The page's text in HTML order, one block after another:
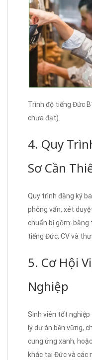
Trình độ tiếng Đức
chưa đạt).
4. Quy
Sơ Cần
Quy trình đăng ký
phỏng vấn, xét
chuẩn bị gồm: bằng
tiếng Đức, CV và thư
5. Cơ Hội
Nghiệp
Sinh viên tốt nghiệp
lý dự án bền vững,
cung ứng xanh,
khác tại Đức và các